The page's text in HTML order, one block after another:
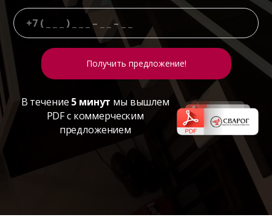
В течение 5 минут мы вышлем
PDF с коммерческим
предложением